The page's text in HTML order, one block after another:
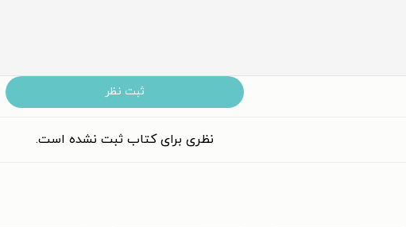
ثبت نظر
نظری برای کتاب ثبت نشده است.